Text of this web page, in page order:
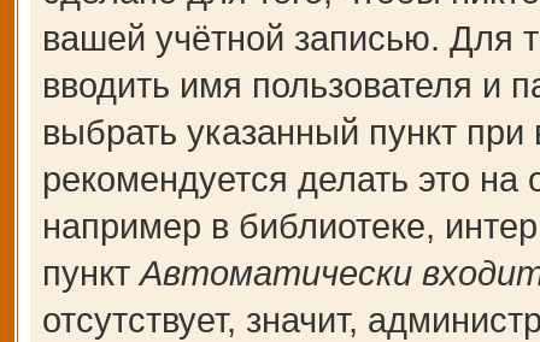
вашей учётной записью. Для
вводить имя пользователя и
выбрать указанный пункт
рекомендуется делать это
например в библиотеке,
пунктАвтоматически
отсутствует, значит,